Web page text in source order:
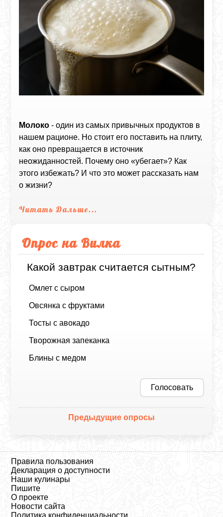
Молоко - один из самых привычных продуктов в
нашем рационе. Но стоит его поставить на плиту,
как оно превращается в источник
неожиданностей. Почему оно «убегает»? Как
этого избежать? И что это может рассказать нам
о жизни?
Читать Дальше...
Опрос на Вилка
Какой завтрак считается сытным?
Омлет с сыром
Овсянка с фруктами
Тосты с авокадо
Творожная запеканка
Блины с медом
Голосовать
Предыдущие опросы
Правила пользования
Декларация о доступности
Наши кулинары
Пишите
О проекте
Новости сайта